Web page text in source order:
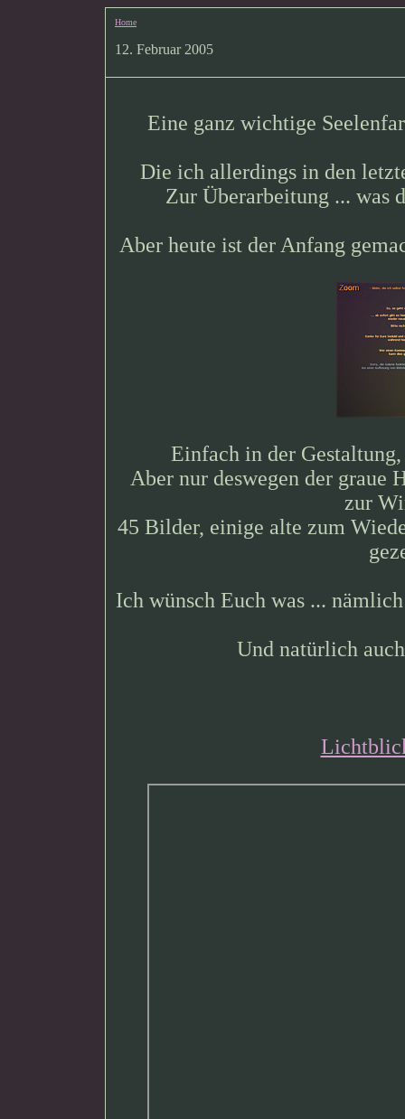
Home
12. Februar 2005
Eine ganz wichtige
Die ich allerdings in den
Zur Überarbeitung ... was
Aber heute ist der Anfang
Einfach in der
Aber nur deswegen der
zur
45 Bilder, einige alte zum
Ich wünsch Euch was ...
Und natürlich